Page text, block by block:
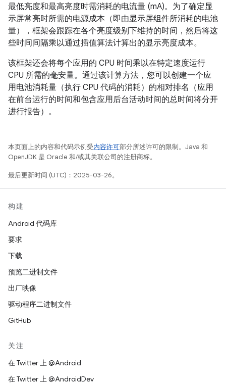
最低亮度和最高亮度时需消耗的电流量 (mA)。为了确定显
示屏常亮时所需的电源成本（即由显示屏组件所消耗的电池
量），框架会跟踪在各个亮度级别下维持的时间，然后将这
些时间间隔乘以通过插值算法计算出的显示亮度成本。
该框架还会将每个应用的 CPU 时间乘以在特定速度运行
CPU 所需的毫安量。通过该计算方法，您可以创建一个应
用电池消耗量（执行 CPU 代码的消耗）的相对排名（应用
在前台运行的时间和包含应用后台活动时间的总时间将分开
进行报告）。
本页面上的内容和代码示例受内容许可部分所述许可的限制。Java 和
OpenJDK 是 Oracle 和/或其关联公司的注册商标。
最后更新时间 (UTC)：2025-03-26。
构建
Android 代码库
要求
下载
预览二进制文件
出厂映像
驱动程序二进制文件
GitHub
关注
在 Twitter 上 @Android
在 Twitter 上 @AndroidDev